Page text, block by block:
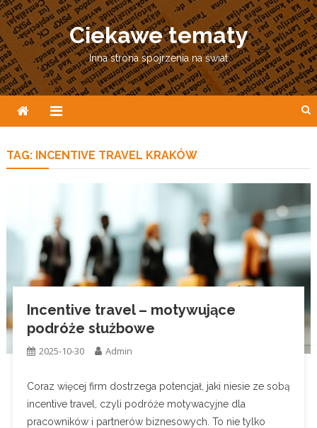
Skip
to
content
Ciekawe tematy
Inna strona spojrzenia na świat
TAG: INCENTIVE TRAVEL KRAKÓW
Incentive travel – motywujące
podróże służbowe
2025-10-30 Admin
Coraz więcej firm dostrzega potencjał, jaki niesie ze sobą
incentive travel, czyli podróże motywacyjne dla
pracowników i partnerów biznesowych. To nie tylko